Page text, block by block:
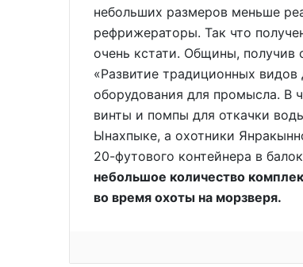
небольших размеров меньше
рефрижераторы. Так что
очень кстати. Общины, получив
«Развитие традиционных
оборудования для промысла. В
винты и помпы для откачки
Ынахпыке, а охотники
20-футового контейнера в
небольшое количество
во время охоты на морзверя.